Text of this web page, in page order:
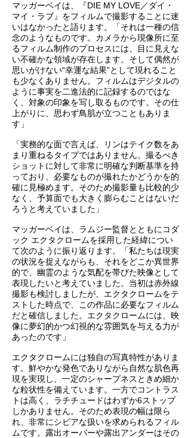
マッガーベイは、『DIE MY LOVE／ダイ・
マイ・ラブ』をフィルムで撮影することに迷
いはなかったと語ります。「それは一種の信
念のようなものです。カメラから現像所に至
るフィルム制作のプロセスには、目に見えな
い不確かな領域が存在します。そして偶然が
思いがけない“幸運な結果”として現れること
も少なくありません。フィルムはデジタルの
ように事実を二進法的に記録するのではな
く、対象の印象を写し取るものです。その仕
上がりに、思わず鳥肌が立つこともありま
す」
「実務的な面で言えば、リンはテイク数をあ
まり重ねるタイプではありません。撮るべき
ショットに対して非常に明確な判断基準を持
っており、必要なものが撮れたかどうかを的
確に見極めます。そのため撮影量も比較的少
なく、予算面でも大きく膨らむことはないだ
ろうと考えていました」
マッガーベイは、ラムジー監督とともにコダ
ック エクタクロームを採用した経緯につい
て次のように振り返ります。「私たちは現実
の状況を捉えながらも、それをどこか異世界
的で、幽霊のような気配を帯びた映像として
表現したいと考えていました。当初は赤外線
撮影も検討しましたが、エクタクロームをテ
ストした時点で、この作品に必要なフィルム
だと確信しました。エクタクロームには、映
像に夢幻的かつ幻視的な雰囲気を与える力が
あったのです」
エクタクロームには独自の写真特性がありま
す。鮮やかな発色でありながら自然な肌色再
現を実現し、一定のシャープネスときめ細か
な粒状性を備えています。一方でコントラス
トは高く、ラチチュードはわずか6ストップ
しかありません。そのため表現の幅は限ら
れ、非常にシビアな扱いを求められるフィル
ムです。露出オーバーや露出アンダーはその